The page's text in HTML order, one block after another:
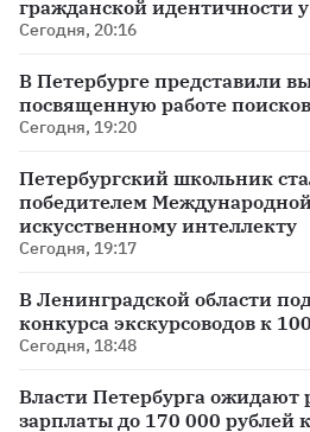
гражданской идентичности
Сегодня, 20:16
В Петербурге представили
посвященную работе
Сегодня, 19:20
Петербургский школьник
победителем
искусственному интеллекту
Сегодня, 19:17
В Ленинградской области
конкурса экскурсоводов к
Сегодня, 18:48
Власти Петербурга ожидают
зарплаты до 170 000 рублей